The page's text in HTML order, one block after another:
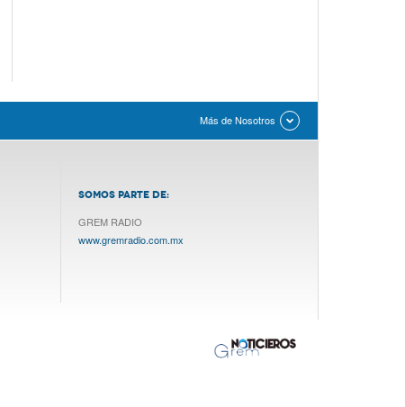
Más de Nosotros
SOMOS PARTE DE:
GREM RADIO
www.gremradio.com.mx